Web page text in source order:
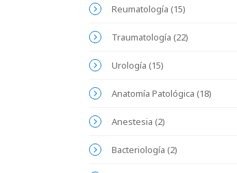
Reumatología (15)
Traumatología (22)
Urología (15)
Anatomía Patológica (18)
Anestesia (2)
Bacteriología (2)